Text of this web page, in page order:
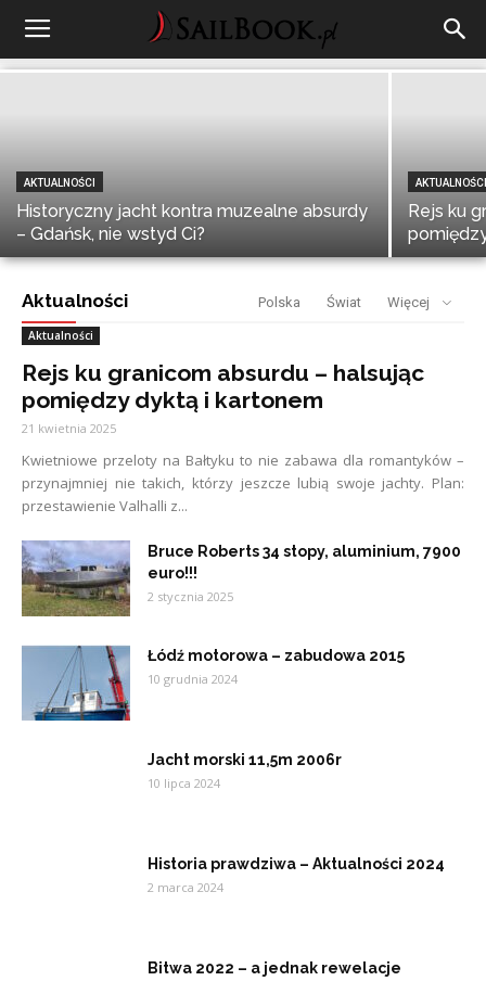
AKTUALNOŚCI
Historyczny jacht kontra muzealne absurdy
– Gdańsk, nie wstyd Ci?
Rejs ku
Aktualności Polska Świat Więcej
Aktualności
Rejs ku granicom absurdu – halsując
pomiędzy dyktą i kartonem
21 kwietnia 2025
Kwietniowe przeloty na Bałtyku to nie zabawa dla romantyków –
przynajmniej nie takich, którzy jeszcze lubią swoje jachty. Plan:
przestawienie Valhalli z...
Bruce Roberts 34 stopy, aluminium, 7900
euro!!!
2 stycznia 2025
Łódź motorowa – zabudowa 2015
10 grudnia 2024
Jacht morski 11,5m 2006r
10 lipca 2024
Historia prawdziwa – Aktualności 2024
2 marca 2024
Bitwa 2022 – a jednak rewelacje